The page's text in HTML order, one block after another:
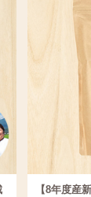
【8年度産